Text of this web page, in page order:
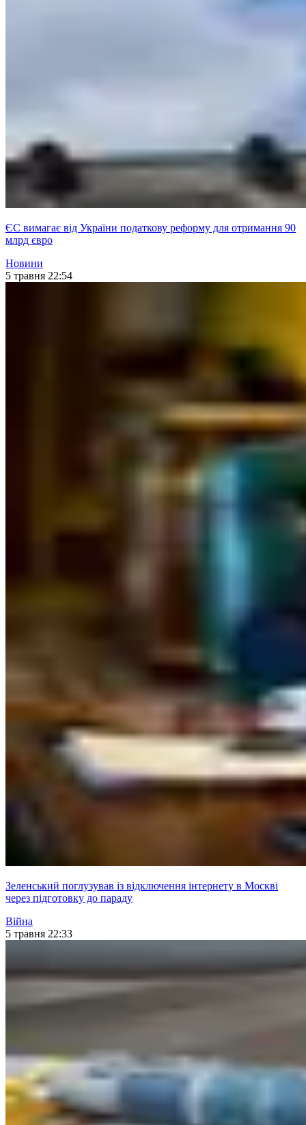
ЄС вимагає від України податкову реформу для отримання 90
млрд євро
Новини
5 травня 22:54
Зеленський поглузував із відключення інтернету в Москві
через підготовку до параду
Війна
5 травня 22:33